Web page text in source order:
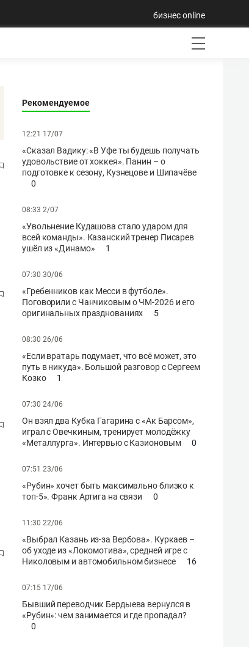
бизнес online
Рекомендуемое
12:21 17/07
«Сказал Вадику: «В Уфе ты будешь получать
удовольствие от хоккея». Панин – о
подготовке к сезону, Кузнецове и Шипачёве
0
08:33 2/07
«Увольнение Кудашова стало ударом для
всей команды». Казанский тренер Писарев
ушёл из «Динамо»
1
07:30 30/06
«Гребенников как Месси в футболе».
Поговорили с Чанчиковым о ЧМ-2026 и его
оригинальных празднованиях
5
08:30 26/06
«Если вратарь подумает, что всё может, это
путь в никуда». Большой разговор с Сергеем
Козко
1
07:30 24/06
Он взял два Кубка Гагарина с «Ак Барсом»,
играл с Овечкиным, тренирует молодёжку
«Металлурга». Интервью с Казионовым
0
07:51 23/06
«Рубин» хочет быть максимально близко к
топ-5». Франк Артига на связи
0
11:30 22/06
«Выбрал Казань из-за Вербова». Куркаев –
об уходе из «Локомотива», средней игре с
Николовым и автомобильном бизнесе
16
07:15 17/06
Бывший переводчик Бердыева вернулся в
«Рубин»: чем занимается и где пропадал?
0